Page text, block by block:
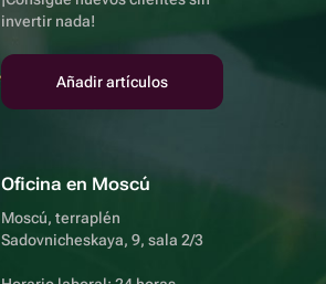
invertir nada!
Añadir artículos
Oficina en Moscú
Moscú, terraplén
Sadovnicheskaya, 9, sala 2/3